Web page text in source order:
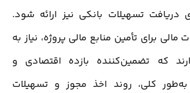
دریافت تسهیلات بانکی نیز ارائه شود.
برای تأمین منابع مالی پروژه، نیاز به
که تضمین‌کننده بازده اقتصادی و
کلی، روند اخذ مجوز و تسهیلات